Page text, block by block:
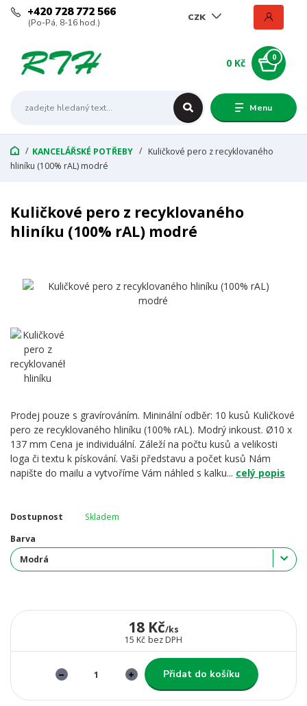
Menu
CZK
+420 728 772 566
(Po-Pá, 8-16 hod.)
0
0 Kč
KANCELÁŘSKÉ POTŘEBY
Kuličkové pero z recyklovaného
hliníku (100% rAL) modré
Kuličkové pero z recyklovaného
hliníku (100% rAL) modré
Prodej pouze s gravírováním. Mininální odběr: 10 kusů Kuličkové
pero ze recyklovaného hliníku (100% rAL). Modrý inkoust. Ø10 x
137 mm Cena je individuální. Záleží na počtu kusů a velikosti
loga či textu k pískování. Vaši představu a počet kusů Nám
napište do mailu a vytvoříme Vám náhled s kalku... celý popis
Dostupnost
Skladem
Barva
18 Kč/ks
15 Kč bez DPH
Přidat do košíku